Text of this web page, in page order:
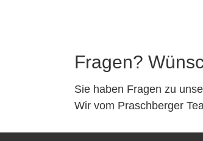
Fragen?
Sie haben Fragen zu
Wir vom Praschberger